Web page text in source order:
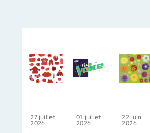
27 juillet
2026
01 juillet
2026
22 juin
2026